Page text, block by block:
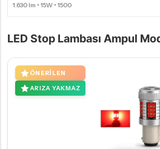
LED Stop Lambası Ampul
ÖNERILEN
ARIZA YAKMAZ